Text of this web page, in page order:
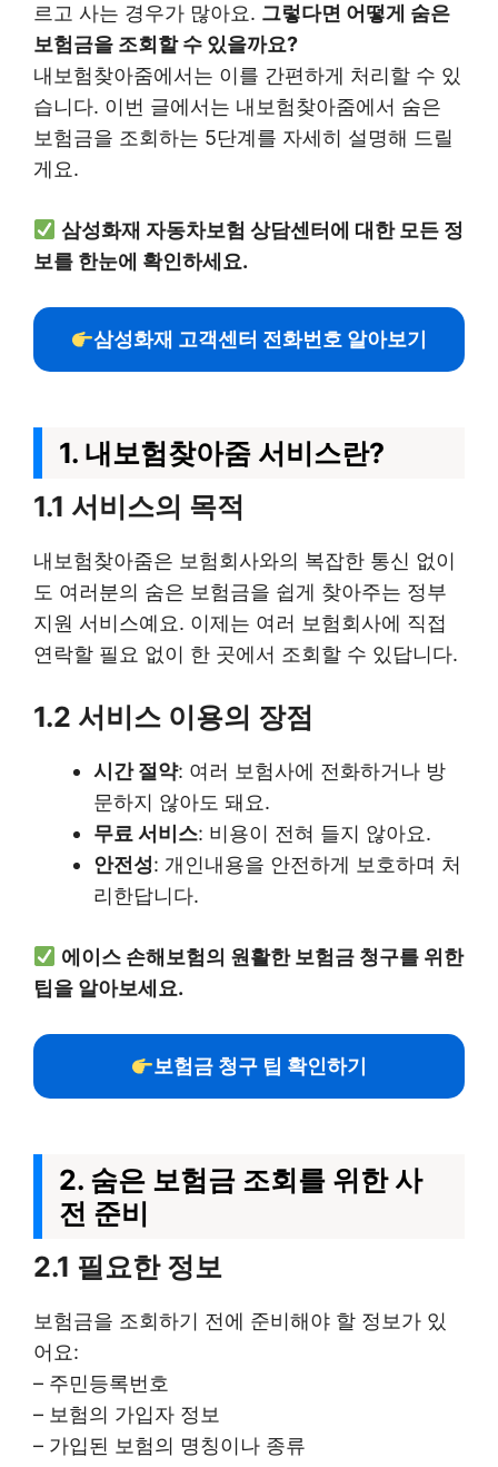
르고 사는 경우가 많아요. 그렇다면 어떻게 숨은
보험금을 조회할 수 있을까요?
내보험찾아줌에서는 이를 간편하게 처리할 수 있
습니다. 이번 글에서는 내보험찾아줌에서 숨은
보험금을 조회하는 5단계를 자세히 설명해 드릴
게요.
삼성화재 자동차보험 상담센터에 대한 모든 정
보를 한눈에 확인하세요.
삼성화재 고객센터 전화번호 알아보기
1. 내보험찾아줌 서비스란?
1.1 서비스의 목적
내보험찾아줌은 보험회사와의 복잡한 통신 없이
도 여러분의 숨은 보험금을 쉽게 찾아주는 정부
지원 서비스예요. 이제는 여러 보험회사에 직접
연락할 필요 없이 한 곳에서 조회할 수 있답니다.
1.2 서비스 이용의 장점
시간 절약: 여러 보험사에 전화하거나 방
문하지 않아도 돼요.
무료 서비스: 비용이 전혀 들지 않아요.
안전성: 개인내용을 안전하게 보호하며 처
리한답니다.
에이스 손해보험의 원활한 보험금 청구를 위한
팁을 알아보세요.
보험금 청구 팁 확인하기
2. 숨은 보험금 조회를 위한 사
전 준비
2.1 필요한 정보
보험금을 조회하기 전에 준비해야 할 정보가 있
어요:
– 주민등록번호
– 보험의 가입자 정보
– 가입된 보험의 명칭이나 종류